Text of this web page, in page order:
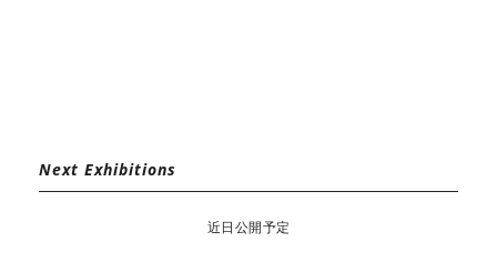
Next Exhibitions
近日公開予定